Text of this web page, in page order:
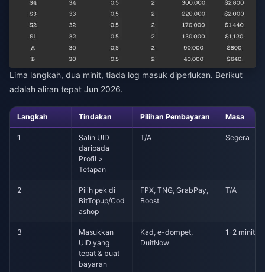
Lima langkah, dua minit, tiada log masuk diperlukan. Berikut
adalah aliran tepat Jun 2026.
Langkah Tindakan Pilihan Pembayaran Masa
1
Salin UID
daripada
Profil >
Tetapan
T/A Segera
2
Pilih pek di
BitTopup/Cod
ashop
FPX, TNG, GrabPay,
Boost
T/A
3
Masukkan
UID yang
tepat & buat
bayaran
Kad, e-dompet,
DuitNow
1-2 minit